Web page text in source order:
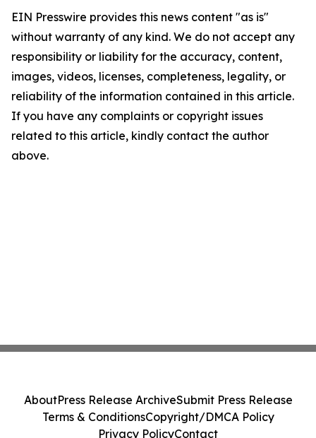
EIN Presswire provides this news content "as is"
without warranty of any kind. We do not accept any
responsibility or liability for the accuracy, content,
images, videos, licenses, completeness, legality, or
reliability of the information contained in this article.
If you have any complaints or copyright issues
related to this article, kindly contact the author
above.
AboutPress Release ArchiveSubmit Press Release
Terms & ConditionsCopyright/DMCA Policy
Privacy PolicyContact